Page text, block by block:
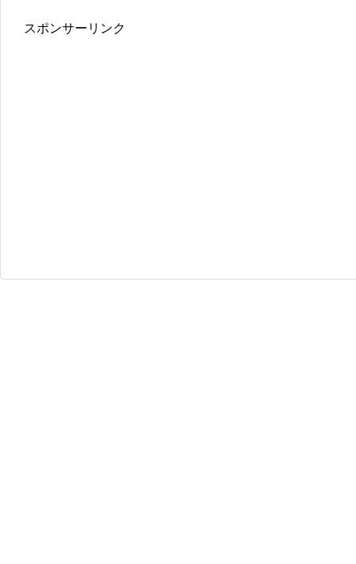
スポンサーリンク